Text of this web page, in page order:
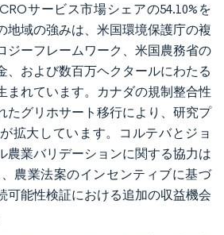
サービス市場シェアの54.10%を
地域の強みは、米国環境保護庁の複
ジーフレームワーク、米国農務省の
、および数百万ヘクタールにわたる
まれています。カナダの規制整合性
たグリホサート移行により、研究プ
拡大しています。コルテバとジョ
農業バリデーションに関する協力は
農業法案のインセンティブに基づ
可能性検証における追加の収益機会